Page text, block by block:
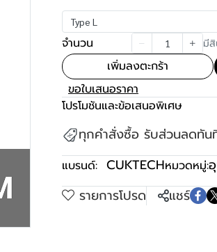
Type L
จำนวน มี
เพิ่มลงตะกร้า
ขอใบเสนอราคา
โปรโมชันและข้อเสนอพิเศษ
ทุกคำสั่งซื้อ รับส่วนลดทัน
แบรนด์: CUKTECHหมวดหมู่:
รายการโปรด
แชร์